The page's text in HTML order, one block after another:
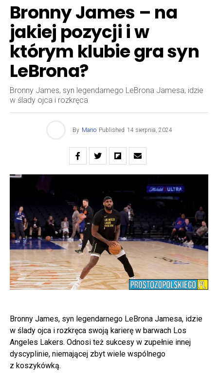
Bronny James – na
jakiej pozycji i w
którym klubie gra syn
LeBrona?
Bronny James, syn legendarnego LeBrona Jamesa, idzie
w ślady ojca i rozkręca
By Mario Published 14 sierpnia, 2024
Bronny James, syn legendarnego LeBrona Jamesa, idzie
w ślady ojca i rozkręca swoją karierę w barwach Los
Angeles Lakers. Odnosi też sukcesy w zupełnie innej
dyscyplinie, niemającej zbyt wiele wspólnego
z koszykówką.